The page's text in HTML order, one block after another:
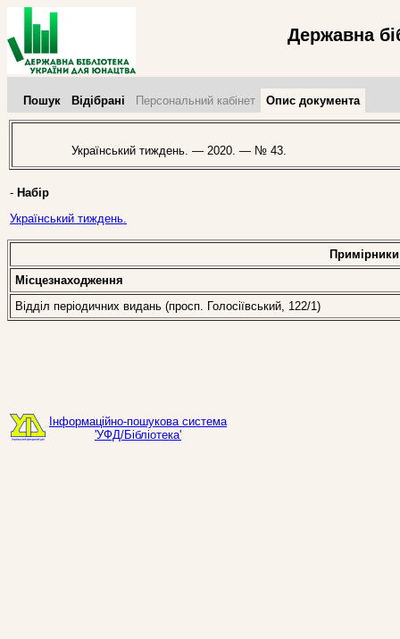
Державна
Пошук Відібрані Персональний кабінет Опис документа
Український тиждень. — 2020. — № 43.
- Набір
Український тиждень.
Примірники
Місцезнаходження
Відділ періодичних видань (просп. Голосіївський, 122/1)
Інформаційно-пошукова система
'УФД/Бібліотека'